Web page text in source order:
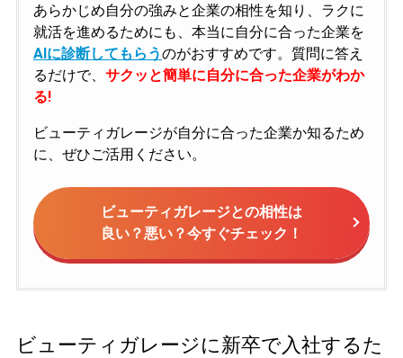
あらかじめ自分の強みと企業の相性を知り、ラクに
就活を進めるためにも、本当に自分に合った企業を
AIに診断してもらうのがおすすめです。質問に答え
るだけで、 サクッと簡単に自分に合った企業がわか
る!
ビューティガレージが自分に合った企業か知るため
に、ぜひご活用ください。
ビューティガレージとの相性は
良い？悪い？今すぐチェック！
ビューティガレージに新卒で入社するた